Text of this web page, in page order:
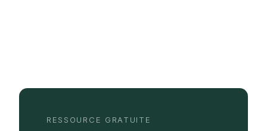
RESSOURCE GRATUITE